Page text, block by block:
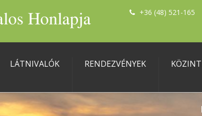
+36 (48) 521-165
LÁTNIVALÓK RENDEZVÉNYEK